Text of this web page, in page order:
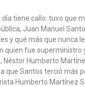
día tiene callo: tuvo que
Juan Manuel
y qué más que nunca
quien fue superministro
Néstor Humberto
que Santos terció más
Humberto Martínez